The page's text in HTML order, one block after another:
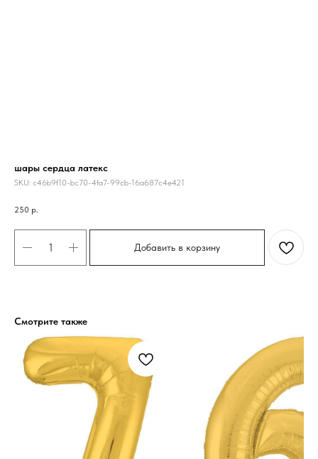
шары сердца латекс
SKU: c46b9f10-bc70-4fa7-99cb-16a687c4e421
250 р.
Добавить в корзину
Смотрите также